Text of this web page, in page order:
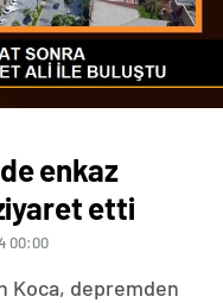
enkaz
etti
00:00
Koca, depremden